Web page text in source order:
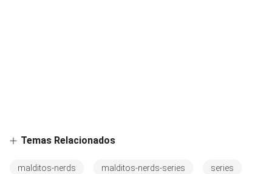
Temas Relacionados
malditos-nerds malditos-nerds-series series